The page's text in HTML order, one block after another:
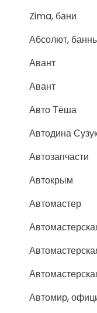
Zima, бани
Абсолют,
Авант
Авант
Авто Тёша
Автодина
Автозапчасти
Автокрым
Автомастер
Автомир,